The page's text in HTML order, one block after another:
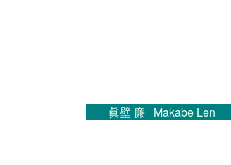
眞壁 廉 Makabe Len